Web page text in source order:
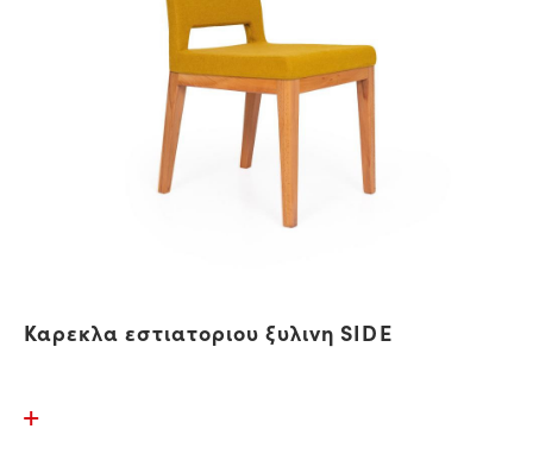
Καρεκλα εστιατοριου ξυλινη SIDE